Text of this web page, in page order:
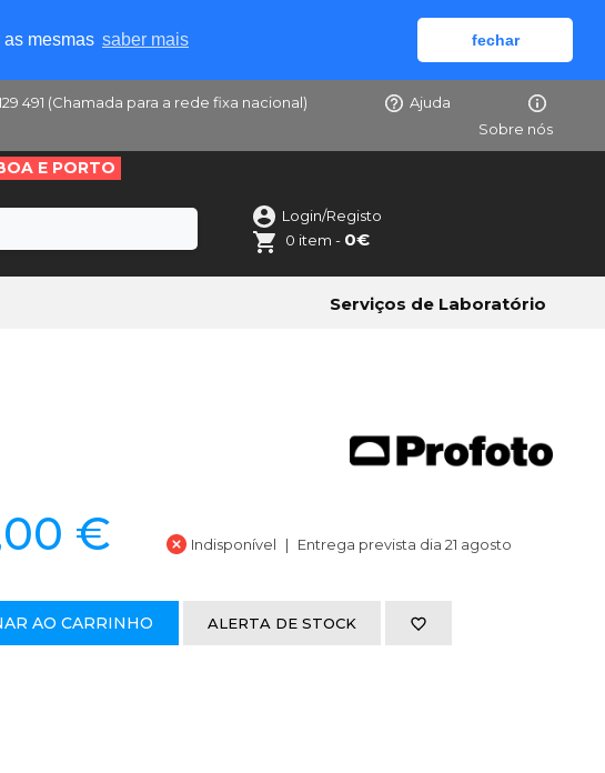
mesmas saber mais fechar
491 (Chamada para a rede fixa nacional)
Ajuda
Sobre nós
E PORTO
Login/Registo
0 item - 0€
Serviços de Laboratório
€ Indisponível Entrega prevista dia 21 agosto
AO CARRINHO ALERTA DE STOCK